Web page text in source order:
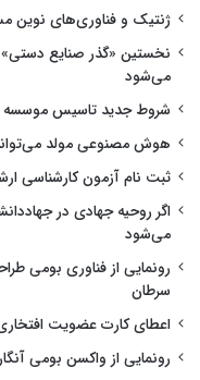
ژنتیک و فناوری‌های نوین
نخستین «گذر صنایع دستی»
می‌شود
شروط جدید تاسیس موسسه
هوش مصنوعی مولد
ثبت نام آزمون کارشناسی
اگر روحیه جهادی در
می‌شود
رونمایی از فناوری بومی
سرطان
اعطای کارت عضویت
رونمایی از واکسن بومی آنگارا